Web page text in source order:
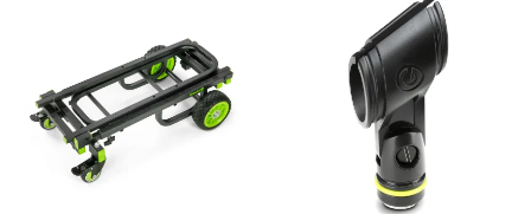
Boxe portabile